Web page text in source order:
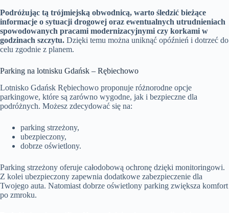
Podróżując tą trójmiejską obwodnicą, warto śledzić bieżące
informacje o sytuacji drogowej oraz ewentualnych utrudnieniach
spowodowanych pracami modernizacyjnymi czy korkami w
godzinach szczytu. Dzięki temu można uniknąć opóźnień i dotrzeć do
celu zgodnie z planem.
Parking na lotnisku Gdańsk – Rębiechowo
Lotnisko Gdańsk Rębiechowo proponuje różnorodne opcje
parkingowe, które są zarówno wygodne, jak i bezpieczne dla
podróżnych. Możesz zdecydować się na:
parking strzeżony,
ubezpieczony,
dobrze oświetlony.
Parking strzeżony oferuje całodobową ochronę dzięki monitoringowi.
Z kolei ubezpieczony zapewnia dodatkowe zabezpieczenie dla
Twojego auta. Natomiast dobrze oświetlony parking zwiększa komfort
po zmroku.